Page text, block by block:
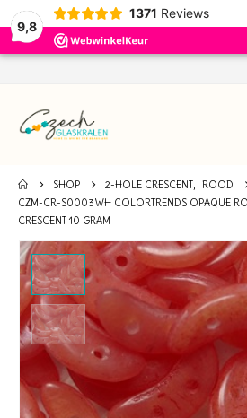
9,8
1371 Reviews
SHOP 2-HOLE CRESCENT, ROOD
CZM-CR-S0003WH COLORTRENDS OPAQUE
CRESCENT 10 GRAM